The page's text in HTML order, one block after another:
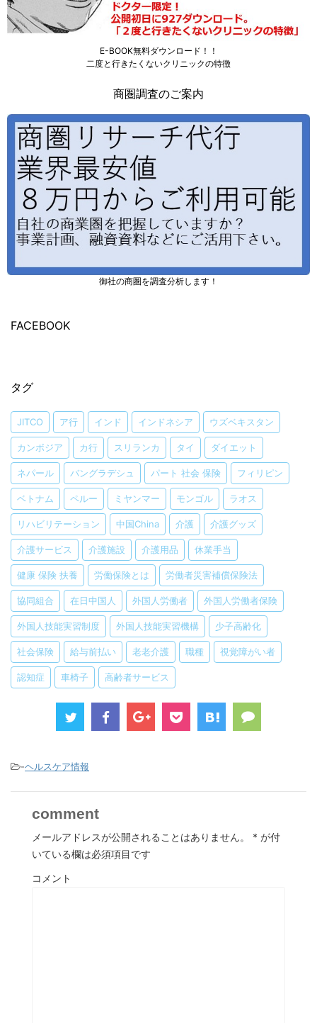
E-BOOK無料ダウンロード！！
二度と行きたくないクリニックの特徴
商圏調査のご案内
御社の商圏を調査分析します！
FACEBOOK
タグ
JITCO ア行 インド インドネシア ウズベキスタン
カンボジア カ行 スリランカ タイ ダイエット
ネパール バングラデシュ パート 社会 保険 フィリピン
ベトナム ペルー ミヤンマー モンゴル ラオス
リハビリテーション 中国China 介護 介護グッズ
介護サービス 介護施設 介護用品 休業手当
健康 保険 扶養 労働保険とは 労働者災害補償保険法
協同組合 在日中国人 外国人労働者 外国人労働者保険
外国人技能実習制度 外国人技能実習機構 少子高齢化
社会保険 給与前払い 老老介護 職種 視覚障がい者
認知症 車椅子 高齢者サービス
-ヘルスケア情報
comment
メールアドレスが公開されることはありません。 * が付
いている欄は必須項目です
コメント